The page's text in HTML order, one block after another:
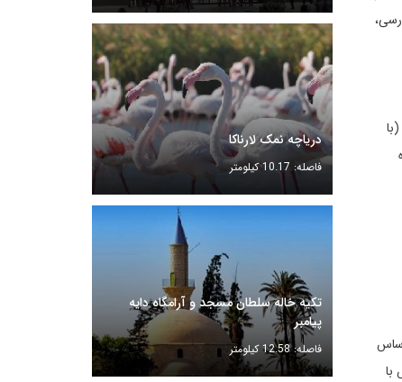
با
دریاچه نمک لارناکا
فاصله: 10.17 کیلومتر
تکیه خاله سلطان مسجد و آرامگاه دایه
پیامبر
فاصله: 12.58 کیلومتر